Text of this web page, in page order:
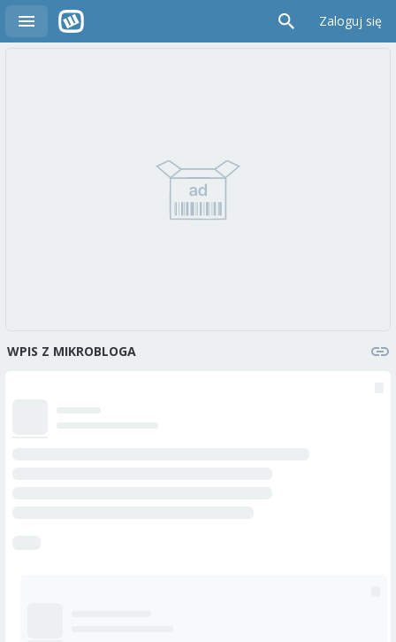
Zaloguj się
WPIS Z MIKROBLOGA